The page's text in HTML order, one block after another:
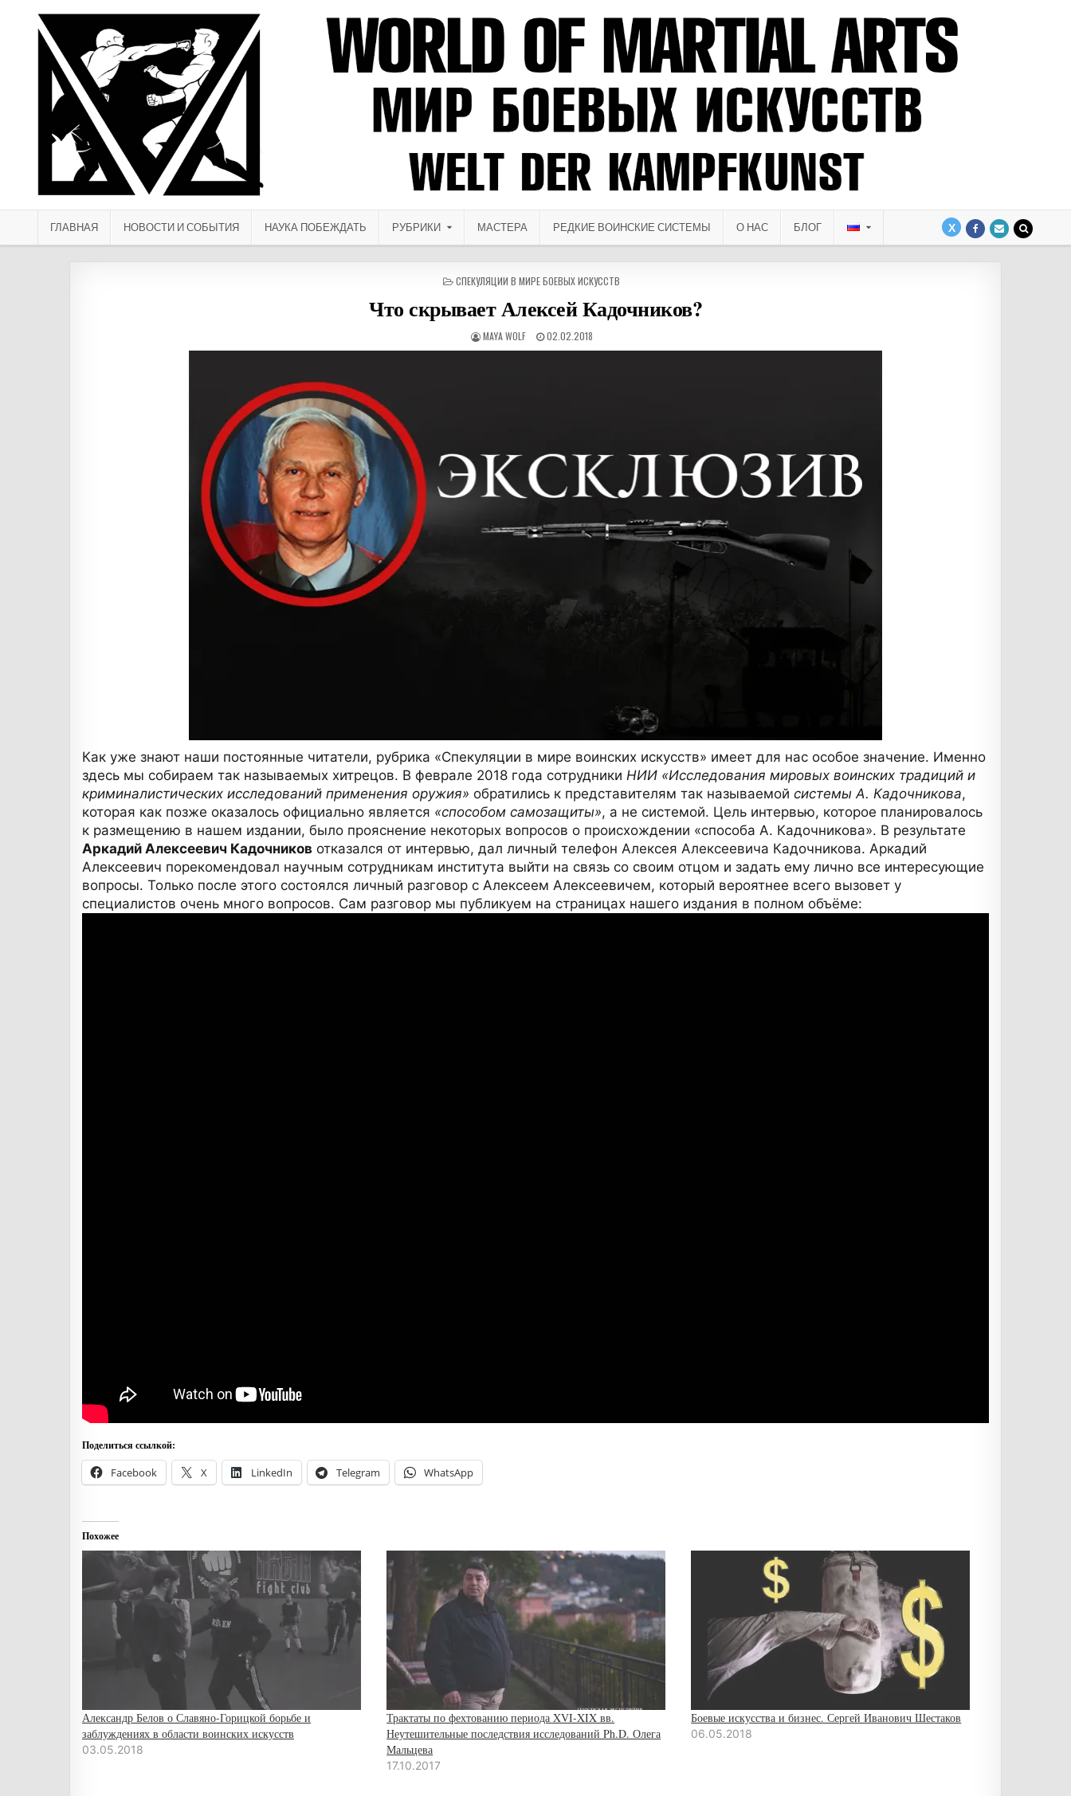
ГЛАВНАЯ НОВОСТИ И СОБЫТИЯ НАУКА ПОБЕЖДАТЬ РУБРИКИ МАСТЕРА РЕДКИЕ ВОИНСКИЕ СИСТЕМЫ О НАС БЛОГ
ОПУБЛИКОВАНО В
СПЕКУЛЯЦИИ В МИРЕ БОЕВЫХ ИСКУССТВ
Что скрывает Алексей Кадочников?
АВТОР:
MAYA WOLF ДАТА ПУБЛИКАЦИИ:
02.02.2018
Как уже знают наши постоянные читатели, рубрика «Спекуляции в мире воинских искусств» имеет для нас особое значение. Именно
здесь мы собираем так называемых хитрецов. В феврале 2018 года сотрудники НИИ «Исследования мировых воинских традиций и
криминалистических исследований применения оружия» обратились к представителям так называемой системы А. Кадочникова,
которая как позже оказалось официально является «способом самозащиты», а не системой. Цель интервью, которое планировалось
к размещению в нашем издании, было прояснение некоторых вопросов о происхождении «способа А. Кадочникова». В результате
Аркадий Алексеевич Кадочников отказался от интервью, дал личный телефон Алексея Алексеевича Кадочникова. Аркадий
Алексеевич порекомендовал научным сотрудникам института выйти на связь со своим отцом и задать ему лично все интересующие
вопросы. Только после этого состоялся личный разговор с Алексеем Алексеевичем, который вероятнее всего вызовет у
специалистов очень много вопросов. Сам разговор мы публикуем на страницах нашего издания в полном объёме:
Поделиться ссылкой:
Facebook X LinkedIn Telegram WhatsApp
Похожее
Александр Белов о Славяно-Горицкой борьбе и
заблуждениях в области воинских искусств
03.05.2018
Трактаты по фехтованию периода XVI-XIX вв.
Неутешительные последствия исследований Ph.D. Олега
Мальцева
17.10.2017
Боевые искусства и бизнес. Сергей Иванович Шестаков
06.05.2018